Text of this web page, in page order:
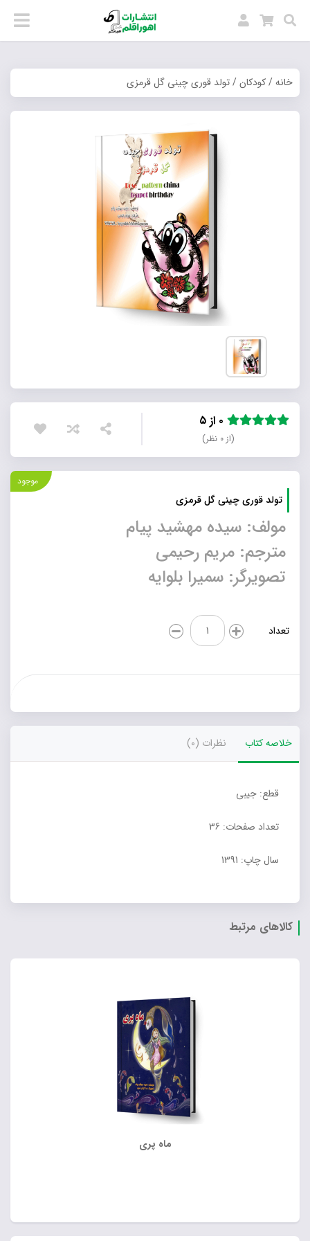
خانه/کودکان/ تولد قوری چینی گل قرمزی
(از ۰ نظر)
موجود
تولد قوری چینی گل قرمزی
مولف: سیده مهشید پیام
مترجم: مریم رحیمی
تصویرگر: سمیرا بلوایه
تعداد
تولد
قوری
چینی
قرمزی
خلاصه کتاب نظرات (0)
قطع: جیبی
تعداد صفحات: 36
سال چاپ: 1391
کالاهای مرتبط
ماه پری